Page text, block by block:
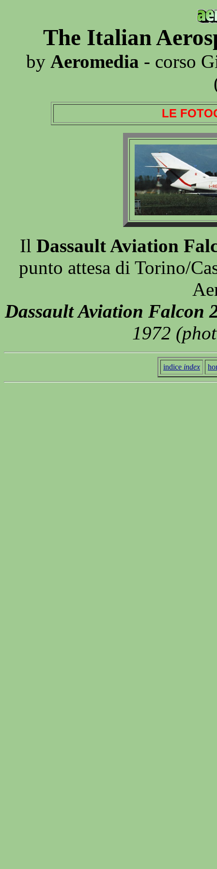
The Italian
by Aeromedia - corso
LE
Il Dassault Aviation
punto attesa di Torino/
Dassault Aviation Falcon
1972
indice index